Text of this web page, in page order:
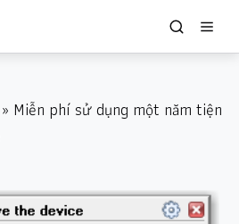
» Miễn phí sử dụng một năm tiện